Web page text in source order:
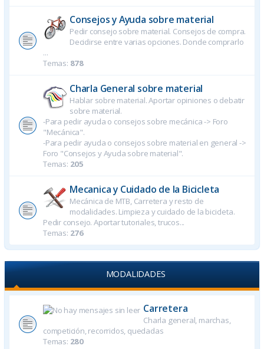
Consejos y Ayuda sobre material
Pedir consejo sobre material. Consejos de compra.
Decidirse entre varias opciones. Donde comprarlo
...
Temas: 878
Charla General sobre material
Hablar sobre material. Aportar opiniones o debatir
sobre material.
-Para pedir ayuda o consejos sobre mecánica -> Foro
"Mecánica".
-Para pedir ayuda o consejos sobre material en general ->
Foro "Consejos y Ayuda sobre material".
Temas: 205
Mecanica y Cuidado de la Bicicleta
Mecánica de MTB, Carretera y resto de
modalidades. Limpieza y cuidado de la bicicleta.
Pedir consejo. Aportar tutoriales, trucos...
Temas: 276
MODALIDADES
Carretera
Charla general, marchas,
competición, recorridos, quedadas
Temas: 280